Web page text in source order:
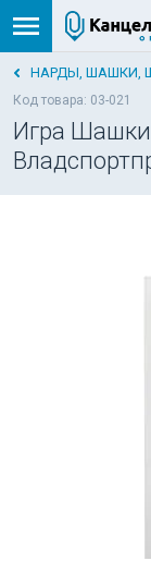
НАРДЫ, ШАШКИ,
Код товара: 03-021
Игра Шашки